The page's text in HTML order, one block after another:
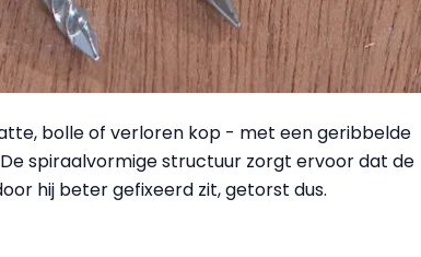
bolle of verloren kop - met een geribbelde
spiraalvormige structuur zorgt ervoor dat de
hij beter gefixeerd zit, getorst dus.